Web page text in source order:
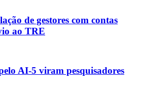
de gestores com contas
ao TRE
AI-5 viram pesquisadores